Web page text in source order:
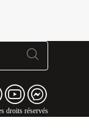
droits réservés